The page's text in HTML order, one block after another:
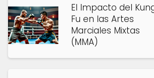
El Impacto del
Fu en las Artes
Marciales Mixtas
(MMA)